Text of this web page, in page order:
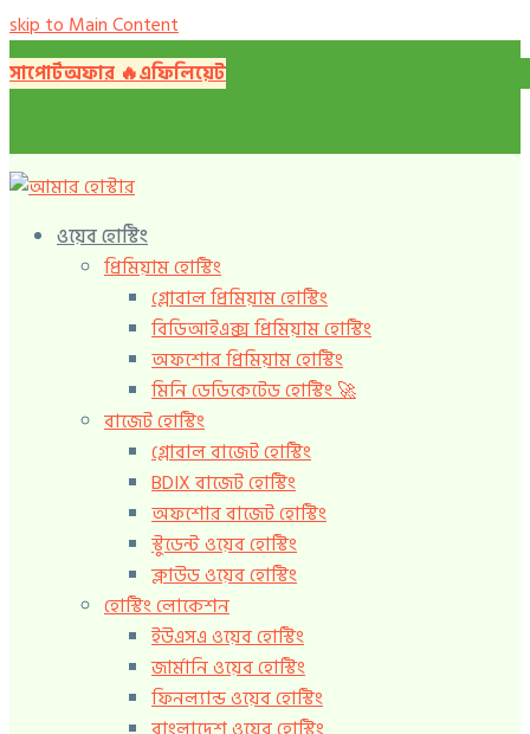
skip to Main Content
সাপোর্টঅফার 🔥️এফিলিয়েট
ওয়েব হোস্টিং
প্রিমিয়াম হোস্টিং
গ্লোবাল প্রিমিয়াম হোস্টিং
বিডিআইএক্স প্রিমিয়াম হোস্টিং
অফশোর প্রিমিয়াম হোস্টিং
মিনি ডেডিকেটেড হোস্টিং 🚀️
বাজেট হোস্টিং
গ্লোবাল বাজেট হোস্টিং
BDIX বাজেট হোস্টিং
অফশোর বাজেট হোস্টিং
স্টুডেন্ট ওয়েব হোস্টিং
ক্লাউড ওয়েব হোস্টিং
হোস্টিং লোকেশন
ইউএসএ ওয়েব হোস্টিং
জার্মানি ওয়েব হোস্টিং
ফিনল্যান্ড ওয়েব হোস্টিং